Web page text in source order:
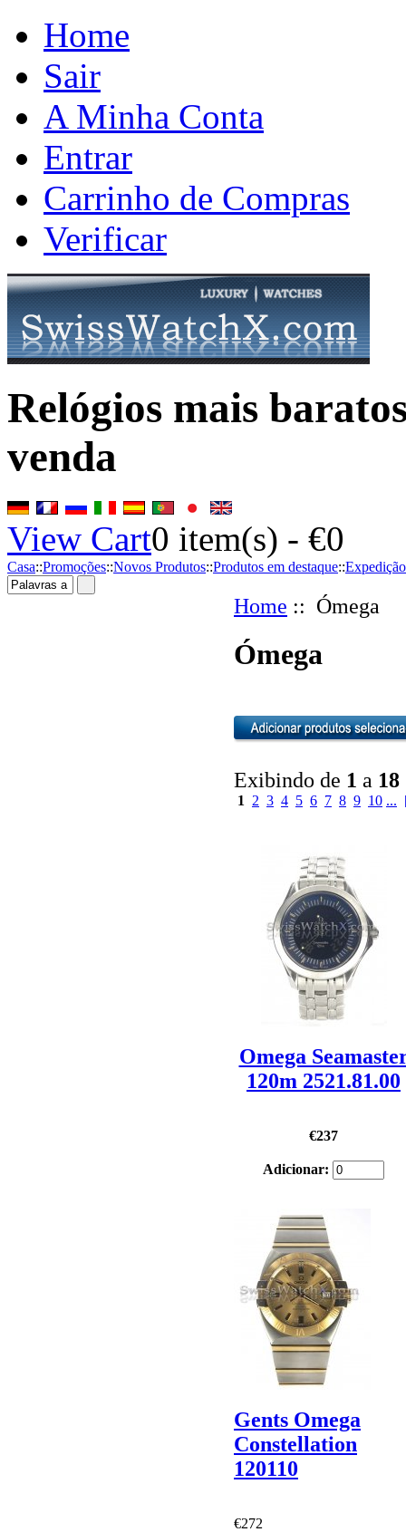
Home
Sair
A Minha Conta
Entrar
Carrinho de Compras
Verificar
Relógios mais
venda
View Cart0 item(s) - €0
Casa::Promoções::Novos Produtos::Produtos em destaque::Expedição
Home :: Ómega
Ómega
Exibindo de 1 a 18
1 2 3 4 5 6 7 8 9 10 ...
Omega
120m 2521.81.00
€237
Adicionar:
Gents Omega
Constellation
120110
€272